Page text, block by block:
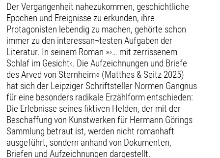
Der Vergangenheit nahezukommen, geschichtliche
Epochen und Ereignisse zu erkunden, ihre
Protagonisten lebendig zu machen, gehörte schon
immer zu den interessan¬testen Aufgaben der
Literatur. In seinem Roman »›… mit zerrissenem
Schlaf im Gesicht‹. Die Aufzeichnungen und Briefe
des Arved von Sternheim« (Matthes & Seitz 2025)
hat sich der Leipziger Schriftsteller Normen Gangnus
für eine besonders radikale Erzählform entschieden:
Die Erlebnisse seines fiktiven Helden, der mit der
Beschaffung von Kunstwerken für Hermann Görings
Sammlung betraut ist, werden nicht romanhaft
ausgeführt, sondern anhand von Dokumenten,
Briefen und Aufzeichnungen dargestellt.